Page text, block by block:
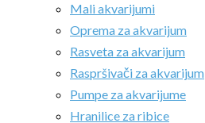
Mali akvarijumi
Oprema za akvarijum
Rasveta za akvarijum
Raspršivači za akvarijum
Pumpe za akvarijume
Hranilice za ribice